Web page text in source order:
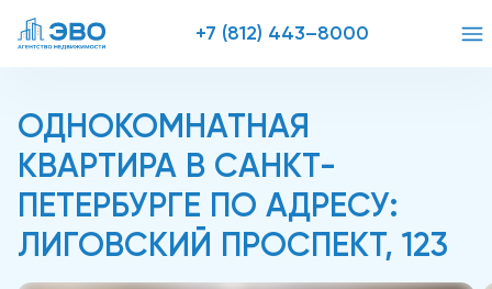
+7 (812) 443–8000
ОДНОКОМНАТНАЯ
КВАРТИРА В САНКТ-
ПЕТЕРБУРГЕ ПО АДРЕСУ:
ЛИГОВСКИЙ ПРОСПЕКТ, 123